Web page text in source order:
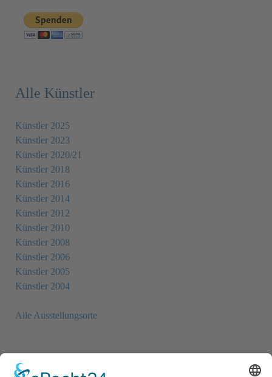
Alle Künstler
Künstler 2025
Künstler 2023
Künstler 2020/21
Künstler 2018
Künstler 2016
Künstler 2014
Künstler 2012
Künstler 2010
Künstler 2008
Künstler 2006
Künstler 2005
Künstler 2004
Alle Ausstellungsorte